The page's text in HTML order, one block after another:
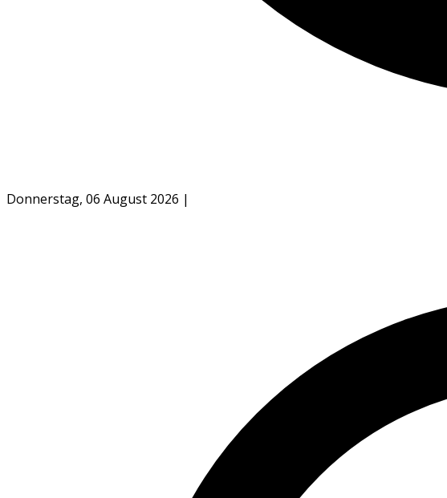
Donnerstag, 06 August 2026 |